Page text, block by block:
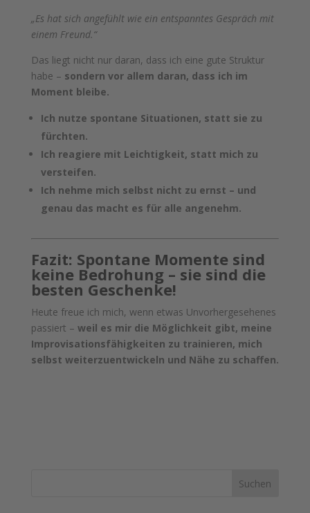
„Es hat sich angefühlt wie ein entspanntes Gespräch mit
einem Freund.“
Das liegt nicht nur daran, dass ich eine gute Struktur
habe – sondern vor allem daran, dass ich im
Moment bleibe.
Ich nutze spontane Situationen, statt sie zu
fürchten.
Ich reagiere mit Leichtigkeit, statt mich zu
versteifen.
Ich nehme mich selbst nicht zu ernst – und
genau das macht es für alle angenehm.
Fazit: Spontane Momente sind
keine Bedrohung – sie sind die
besten Geschenke!
Heute freue ich mich, wenn etwas Unvorhergesehenes
passiert – weil es mir die Möglichkeit gibt, meine
Improvisationsfähigkeiten zu trainieren, mich
selbst weiterzuentwickeln und Nähe zu schaffen.
Suchen